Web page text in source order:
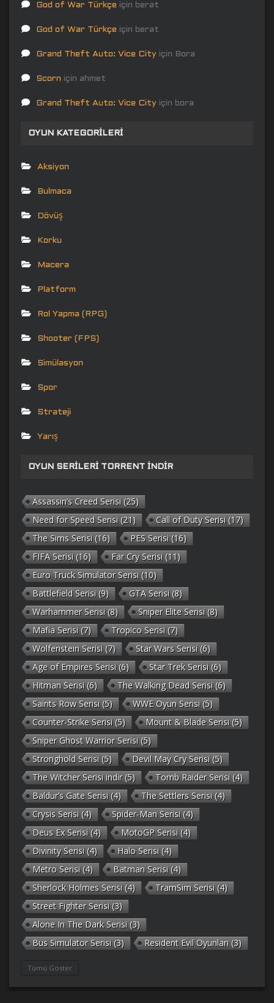
God of War Türkçe için berat
God of War Türkçe için berat
Grand Theft Auto: Vice City için Bora
Scorn için ahmet
Grand Theft Auto: Vice City için bora
OYUN KATEGORILERI
Aksiyon
Bulmaca
Dövüş
Korku
Macera
Platform
Rol Yapma (RPG)
Shooter (FPS)
Simülasyon
Spor
Strateji
Yarış
OYUN SERILERI TORRENT İNDIR
Assassin’s Creed Serisi (25)
Need for Speed Serisi (21) Call of Duty Serisi (17)
The Sims Serisi (16) PES Serisi (16)
FIFA Serisi (16) Far Cry Serisi (11)
Euro Truck Simulator Serisi (10)
Battlefield Serisi (9) GTA Serisi (8)
Warhammer Serisi (8) Sniper Elite Serisi (8)
Mafia Serisi (7) Tropico Serisi (7)
Wolfenstein Serisi (7) Star Wars Serisi (6)
Age of Empires Serisi (6) Star Trek Serisi (6)
Hitman Serisi (6) The Walking Dead Serisi (6)
Saints Row Serisi (5) WWE Oyun Serisi (5)
Counter-Strike Serisi (5) Mount & Blade Serisi (5)
Sniper Ghost Warrior Serisi (5)
Stronghold Serisi (5) Devil May Cry Serisi (5)
The Witcher Serisi indir(5) Tomb Raider Serisi (4)
Baldur’s Gate Serisi (4) The Settlers Serisi (4)
Crysis Serisi (4) Spider-Man Serisi (4)
Deus Ex Serisi (4) MotoGP Serisi (4)
Divinity Serisi (4) Halo Serisi (4)
Metro Serisi (4) Batman Serisi (4)
Sherlock Holmes Serisi (4) TramSim Serisi (4)
Street Fighter Serisi (3)
Alone In The Dark Serisi (3)
Bus Simulator Serisi (3) Resident Evil Oyunları (3)
Tümü Göster